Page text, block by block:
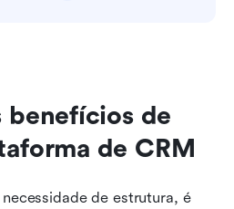
benefícios de
de CRM
de estrutura, é